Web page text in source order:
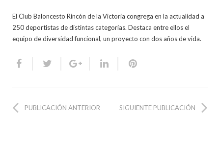
El Club Baloncesto Rincón de la Victoria congrega en la actualidad a
250 deportistas de distintas categorías. Destaca entre ellos el
equipo de diversidad funcional, un proyecto con dos años de vida.
PUBLICACIÓN ANTERIOR SIGUIENTE PUBLICACIÓN